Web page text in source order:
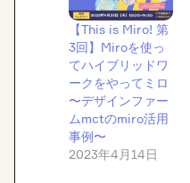
【This is Miro! 第
3回】Miroを使っ
てハイブリッドワ
ークをやってミロ
〜デザインファー
ムmctのmiro活用
事例〜
2023年4月14日